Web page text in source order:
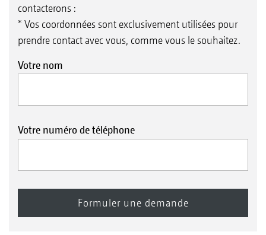
contacterons :
* Vos coordonnées sont exclusivement utilisées pour
prendre contact avec vous, comme vous le souhaitez.
Votre nom
Votre numéro de téléphone